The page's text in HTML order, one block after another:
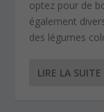
optez pour de
également
des légumes
LIRE LA SUITE